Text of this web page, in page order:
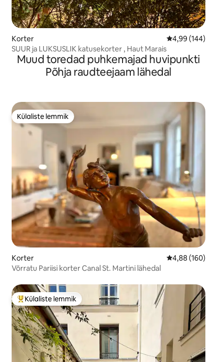
Korter Keskmine
4,99 (144)
SUUR ja LUKSUSLIK katusekorter , Haut Marais
Muud toredad puhkemajad huvipunkti
Põhja raudteejaam lähedal
Külaliste lemmik
Külaliste lemmik
Korter Keskmine
4,88 (160)
Võrratu Pariisi korter Canal St. Martini lähedal
Külaliste suur lemmik
Külaliste lemmik